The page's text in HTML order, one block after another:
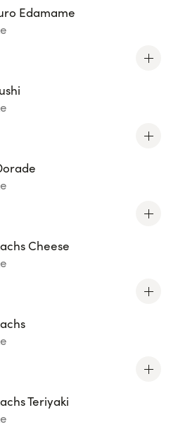
Edamame
Cheese
Teriyaki